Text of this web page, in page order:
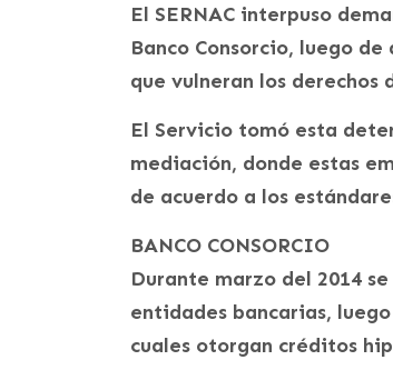
El SERNAC interpuso
Banco Consorcio, luego
que vulneran los derechos
El Servicio tomó esta
mediación, donde estas
de acuerdo a los
BANCO CONSORCIO
Durante marzo del 2014
entidades bancarias,
cuales otorgan créditos